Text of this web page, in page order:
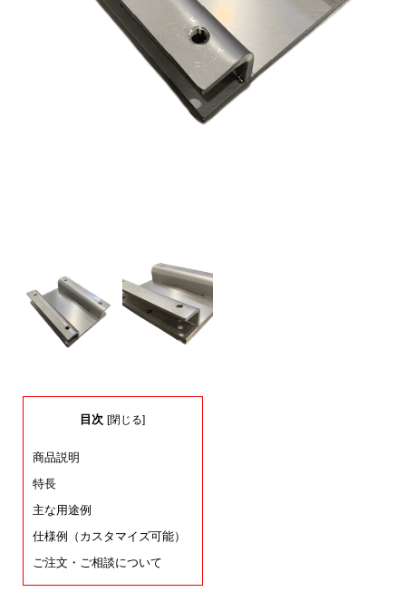
目次 [閉じる]
商品説明
特長
主な用途例
仕様例（カスタマイズ可能）
ご注文・ご相談について